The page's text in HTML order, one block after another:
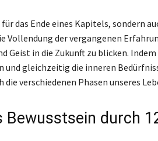
das Ende eines Kapitels, sondern
Vollendung der vergangenen
Geist in die Zukunft zu blicken. Indem
und gleichzeitig die inneren
verschiedenen Phasen unseres
Bewusstsein durch